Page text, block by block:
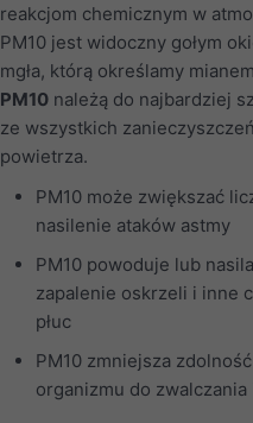
reakcjom chemicznym w
PM10 jest widoczny gołym
mgła, którą określamy
PM10 należą do najbardziej
ze wszystkich
powietrza.
PM10 może zwiększać
nasilenie ataków astmy
PM10 powoduje lub nasila
zapalenie oskrzeli i inne
płuc
PM10 zmniejsza zdolność
organizmu do